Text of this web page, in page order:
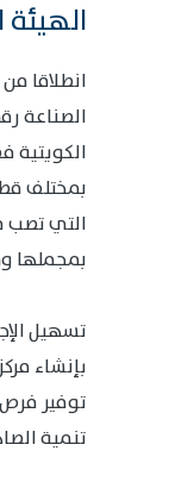
انطلاقا
الكويتية
بمختلف
التي تصب
بمجملها
تسهيل
بإنشاء
توفير فرص
تنمية